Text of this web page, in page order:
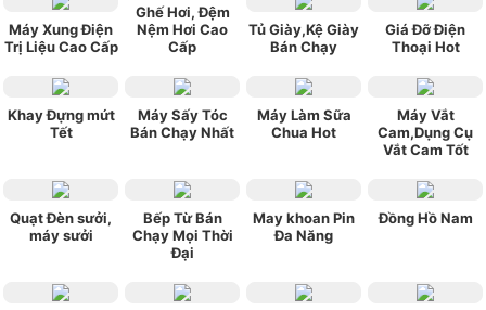
Máy Xung Điện
Trị Liệu Cao Cấp
Ghế Hơi, Đệm
Nệm Hơi Cao
Cấp
Tủ Giày,Kệ Giày
Bán Chạy
Giá Đỡ Điện
Thoại Hot
Khay Đựng mứt
Tết
Máy Sấy Tóc
Bán Chạy Nhất
Máy Làm Sữa
Chua Hot
Máy Vắt
Cam,Dụng Cụ
Vắt Cam Tốt
Quạt Đèn sưởi,
máy sưởi
Bếp Từ Bán
Chạy Mọi Thời
Đại
May khoan Pin
Đa Năng
Đồng Hồ Nam